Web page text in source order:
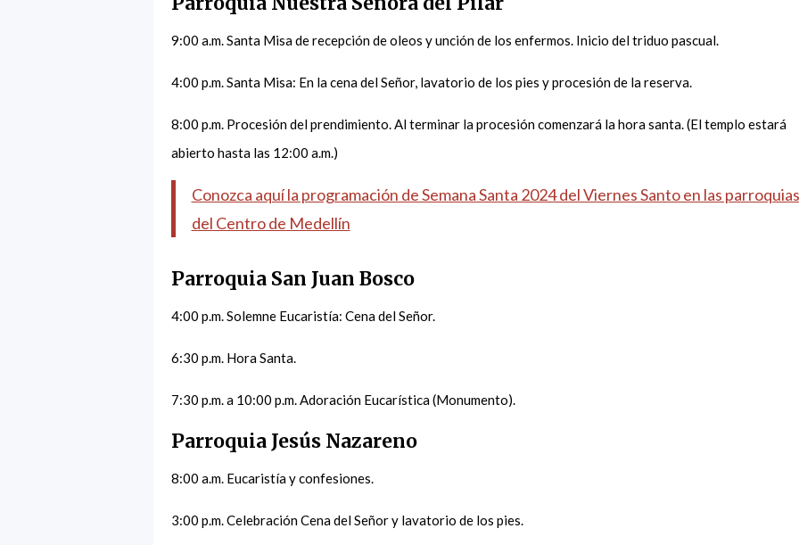
9:00 a.m. Santa Misa de recepción de oleos y unción de los enfermos. Inicio del triduo pascual.
4:00 p.m. Santa Misa: En la cena del Señor, lavatorio de los pies y procesión de la reserva.
8:00 p.m. Procesión del prendimiento. Al terminar la procesión comenzará la hora santa. (El templo estará
abierto hasta las 12:00 a.m.)
Conozca aquí la programación de Semana Santa 2024 del Viernes Santo en las parroquias
del Centro de Medellín
Parroquia San Juan Bosco
4:00 p.m. Solemne Eucaristía: Cena del Señor.
6:30 p.m. Hora Santa.
7:30 p.m. a 10:00 p.m. Adoración Eucarística (Monumento).
Parroquia Jesús Nazareno
8:00 a.m. Eucaristía y confesiones.
3:00 p.m. Celebración Cena del Señor y lavatorio de los pies.